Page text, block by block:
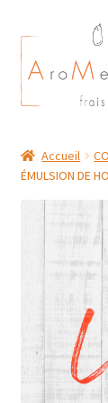
Aller
à
la
navigation
Aller
au
contenu
Plat du Jour/
NOS
MON COMPTE
Accueil
ÉMULSION DE